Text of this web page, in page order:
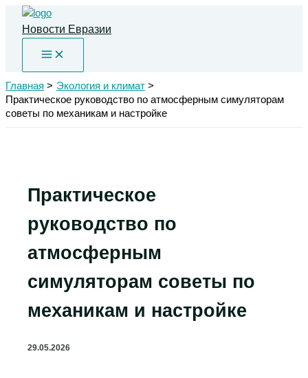
Перейти
содержимому
Новости Евразии
Главная
Экология и климат
Практическое руководство по атмосферным симуляторам
советы по механикам и настройке
Практическое
руководство по
атмосферным
симуляторам советы по
механикам и настройке
29.05.2026